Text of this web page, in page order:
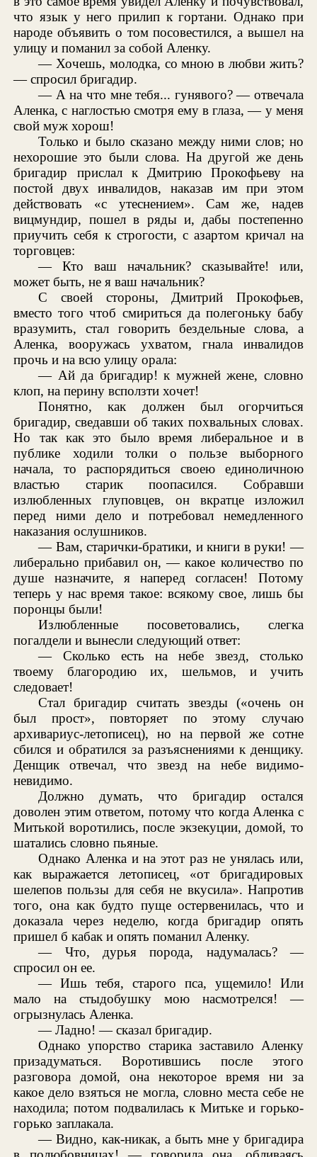
что язык у него прилип к гортани. Однако при
народе объявить о том посовестился, а вышел на
улицу и поманил за собой Аленку.
— Хочешь, молодка, со мною в любви жить?
— спросил бригадир.
— А на что мне тебя... гунявого? — отвечала
Аленка, с наглостью смотря ему в глаза, — у меня
свой муж хорош!
Только и было сказано между ними слов; но
нехорошие это были слова. На другой же день
бригадир прислал к Дмитрию Прокофьеву на
постой двух инвалидов, наказав им при этом
действовать «с утеснением». Сам же, надев
вицмундир, пошел в ряды и, дабы постепенно
приучить себя к строгости, с азартом кричал на
торговцев:
— Кто ваш начальник? сказывайте! или,
может быть, не я ваш начальник?
С своей стороны, Дмитрий Прокофьев,
вместо того чтоб смириться да полегоньку бабу
вразумить, стал говорить бездельные слова, а
Аленка, вооружась ухватом, гнала инвалидов
прочь и на всю улицу орала:
— Ай да бригадир! к мужней жене, словно
клоп, на перину всползти хочет!
Понятно, как должен был огорчиться
бригадир, сведавши об таких похвальных словах.
Но так как это было время либеральное и в
публике ходили толки о пользе выборного
начала, то распорядиться своею единоличною
властью старик поопасился. Собравши
излюбленных глуповцев, он вкратце изложил
перед ними дело и потребовал немедленного
наказания ослушников.
— Вам, старички-братики, и книги в руки! —
либерально прибавил он, — какое количество по
душе назначите, я наперед согласен! Потому
теперь у нас время такое: всякому свое, лишь бы
поронцы были!
Излюбленные посоветовались, слегка
погалдели и вынесли следующий ответ:
— Сколько есть на небе звезд, столько
твоему благородию их, шельмов, и учить
следовает!
Стал бригадир считать звезды («очень он
был прост», повторяет по этому случаю
архивариус-летописец), но на первой же сотне
сбился и обратился за разъяснениями к денщику.
Денщик отвечал, что звезд на небе видимо-
невидимо.
Должно думать, что бригадир остался
доволен этим ответом, потому что когда Аленка с
Митькой воротились, после экзекуции, домой, то
шатались словно пьяные.
Однако Аленка и на этот раз не унялась или,
как выражается летописец, «от бригадировых
шелепов пользы для себя не вкусила». Напротив
того, она как будто пуще остервенилась, что и
доказала через неделю, когда бригадир опять
пришел б кабак и опять поманил Аленку.
— Что, дурья порода, надумалась? —
спросил он ее.
— Ишь тебя, старого пса, ущемило! Или
мало на стыдобушку мою насмотрелся! —
огрызнулась Аленка.
— Ладно! — сказал бригадир.
Однако упорство старика заставило Аленку
призадуматься. Воротившись после этого
разговора домой, она некоторое время ни за
какое дело взяться не могла, словно места себе не
находила; потом подвалилась к Митьке и горько-
горько заплакала.
— Видно, как-никак, а быть мне у бригадира